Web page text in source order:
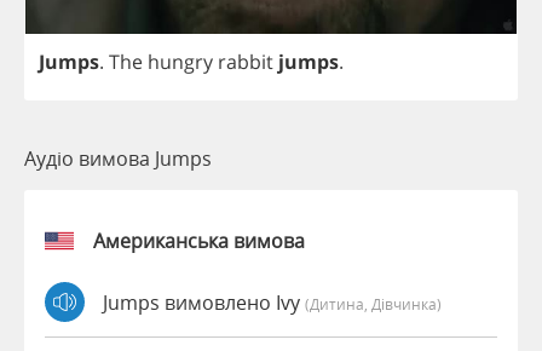
Jumps. The hungry rabbit jumps.
Аудіо вимова Jumps
Американська вимова
Jumps вимовлено Ivy (дитина, Дівчинка)